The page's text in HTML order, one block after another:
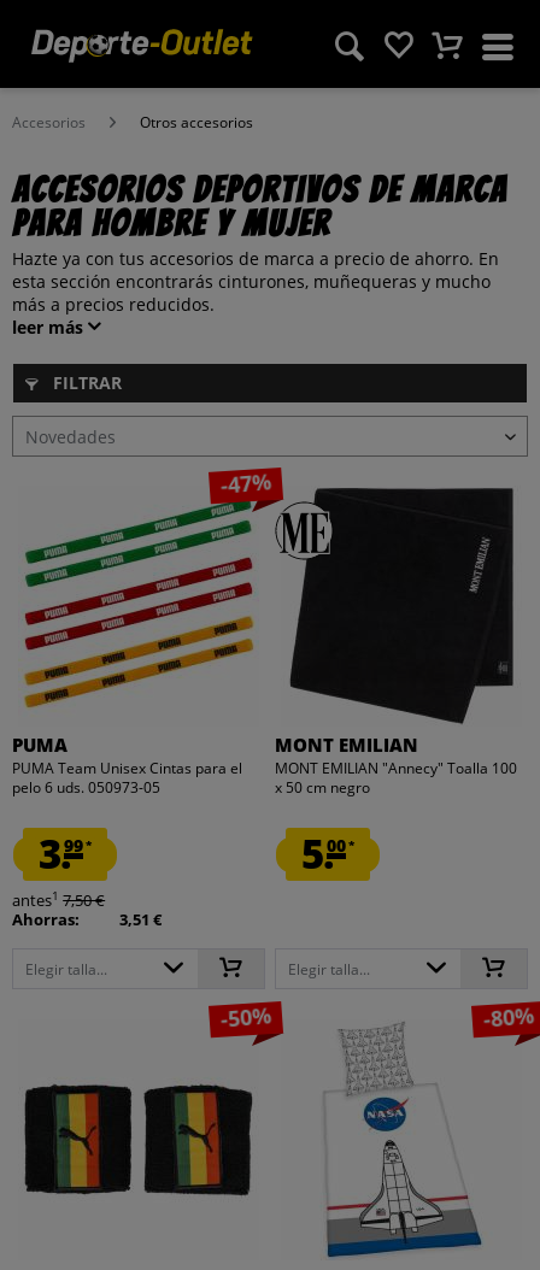
Accesorios Otros accesorios
Accesorios deportivos de marca
para hombre y mujer
Hazte ya con tus accesorios de marca a precio de ahorro. En
esta sección encontrarás cinturones, muñequeras y mucho
más a precios reducidos.
leer más
FILTRAR
-47%
PUMA
PUMA Team Unisex Cintas para el
pelo 6 uds. 050973-05
3.99*
antes1 7,50 €
Ahorras:
3,51 €
Elegir talla...
MONT EMILIAN
MONT EMILIAN "Annecy" Toalla 100
x 50 cm negro
5.00*
Elegir talla...
-50% -80%